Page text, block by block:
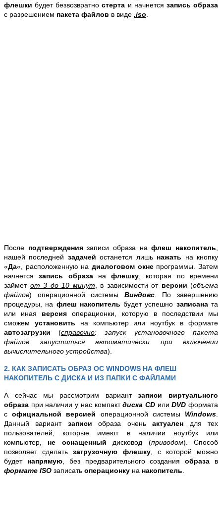
флешкибудет безвозвратностерта и начнется запись образа
с разрешением пакета файлов в виде .iso
После подтверждениязаписи образа нафлеш накопитель
нашей последней задачейостанется лишь нажать на кнопку
«Да«, расположенную на диалоговом окнепрограммы. Затем
начнетсязапись образанафлешку , которая по времени
займет от 3 до 10 минут , в зависимости от версии (объема
файлов) операционной системы Виндовс. По завершению
процедуры, на флеш накопитель будет успешно записаната
или иная версияоперационки, которую в последствии мы
сможем установить на компьютер или ноутбук в формате
автозагрузки (справочно: запуск установочного пакета
файлов запуститься автоматически при включении
вычислительного устройства).
2. КАК ЗАПИСАТЬ ОБРАЗ ОС WINDOWS НА ФЛЕШ
НАКОПИТЕЛЬ С ДИСКА И ИЗ ПАПКИ С ФАЙЛАМИ
А сейчас мы рассмотрим вариантзаписи виртуального
образа при наличии у нас компактдиска CDилиDVDформата
софициальной версией операционной системы Windows
Данный вариант записиобраза оченьактуален для тех
пользователей, которые имеют в наличии ноутбук или
компьютер, не оснащенный дисковод (приводом). Способ
позволяет сделатьзагрузочную флешку, с которой можно
будет напрямую, без предварительного созданияобраза в
формате ISO записать операционку на накопитель